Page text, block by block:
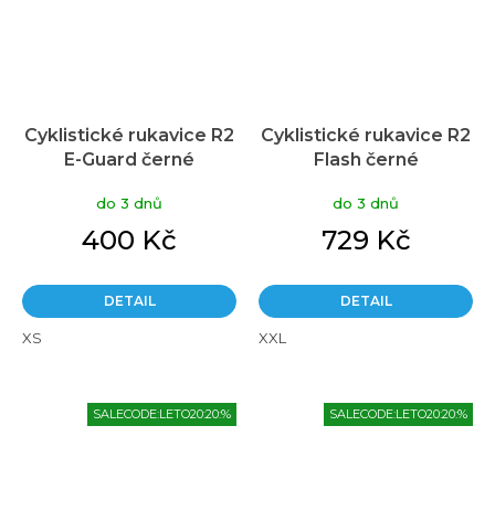
Cyklistické rukavice R2
E-Guard černé
do 3 dnů
400 Kč
DETAIL
XS
Cyklistické rukavice R2
Flash černé
do 3 dnů
729 Kč
DETAIL
XXL
SALECODE:LETO20:20:% SALECODE:LETO20:20:%